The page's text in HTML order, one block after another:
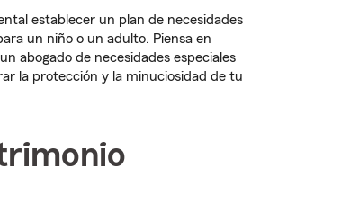
establecer un plan de necesidades
un niño o un adulto. Piensa en
abogado de necesidades especiales
la protección y la minuciosidad de tu